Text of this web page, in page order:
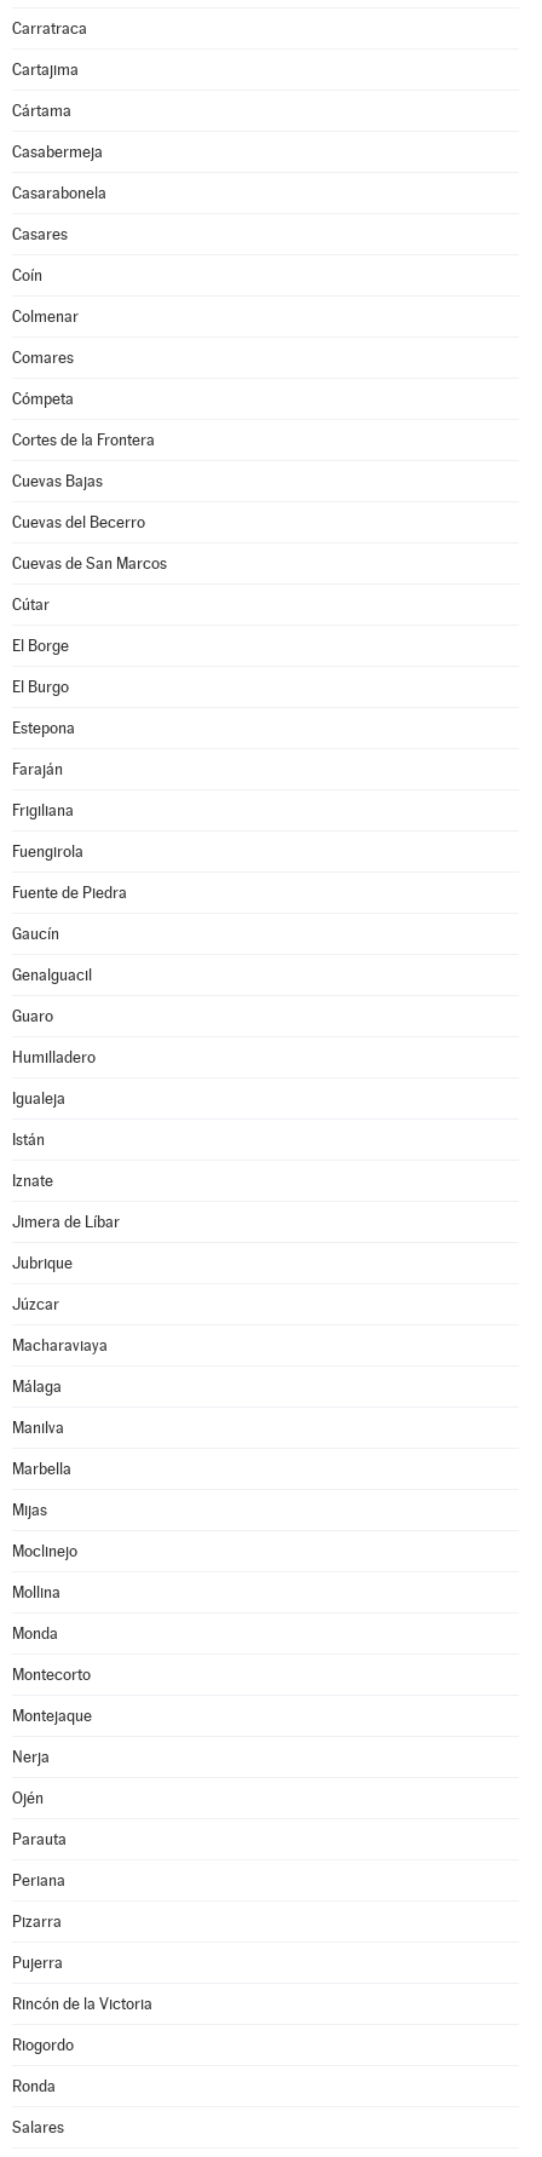
Carratraca
Cartajima
Cártama
Casabermeja
Casarabonela
Casares
Coín
Colmenar
Comares
Cómpeta
Cortes de la Frontera
Cuevas Bajas
Cuevas del Becerro
Cuevas de San Marcos
Cútar
El Borge
El Burgo
Estepona
Faraján
Frigiliana
Fuengirola
Fuente de Piedra
Gaucín
Genalguacil
Guaro
Humilladero
Igualeja
Istán
Iznate
Jimera de Líbar
Jubrique
Júzcar
Macharaviaya
Málaga
Manilva
Marbella
Mijas
Moclinejo
Mollina
Monda
Montecorto
Montejaque
Nerja
Ojén
Parauta
Periana
Pizarra
Pujerra
Rincón de la Victoria
Riogordo
Ronda
Salares